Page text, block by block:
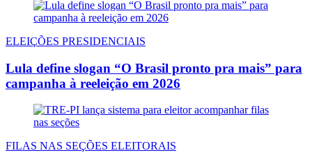
ELEIÇÕES PRESIDENCIAIS
Lula define slogan “O Brasil pronto pra mais” para
campanha à reeleição em 2026
FILAS NAS SEÇÕES ELEITORAIS